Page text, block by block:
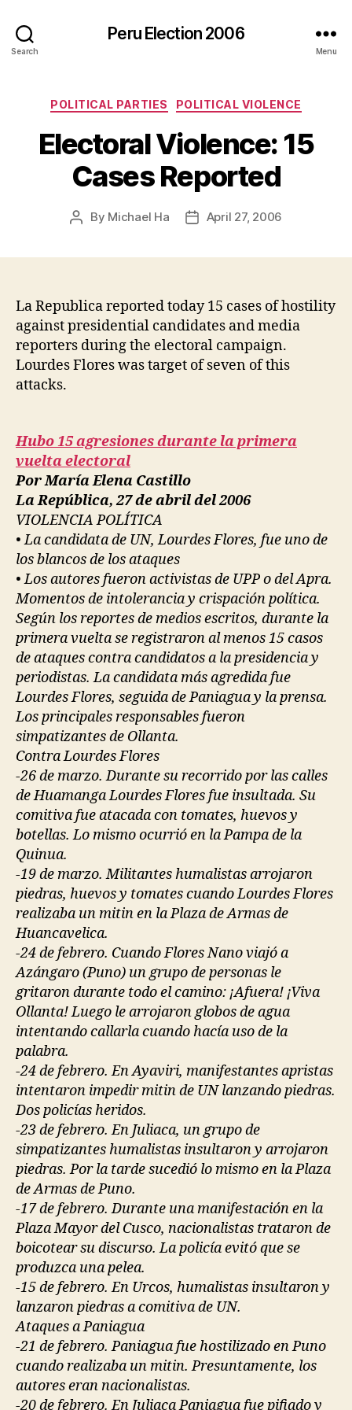
Search
Peru Election 2006
Menu
Categories
POLITICAL PARTIES POLITICAL VIOLENCE
Electoral Violence: 15
Cases Reported
Post
By Michael Ha
PostApril 27, 2006
La Republica reported today 15 cases of hostility
against presidential candidates and media
reporters during the electoral campaign.
Lourdes Flores was target of seven of this
attacks.
Hubo 15 agresiones durante la primera
vuelta electoral
Por María Elena Castillo
La República, 27 de abril del 2006
VIOLENCIA POLÍTICA
• La candidata de UN, Lourdes Flores, fue uno de
los blancos de los ataques
• Los autores fueron activistas de UPP o del Apra.
Momentos de intolerancia y crispación política.
Según los reportes de medios escritos, durante la
primera vuelta se registraron al menos 15 casos
de ataques contra candidatos a la presidencia y
periodistas. La candidata más agredida fue
Lourdes Flores, seguida de Paniagua y la prensa.
Los principales responsables fueron
simpatizantes de Ollanta.
Contra Lourdes Flores
-26 de marzo. Durante su recorrido por las calles
de Huamanga Lourdes Flores fue insultada. Su
comitiva fue atacada con tomates, huevos y
botellas. Lo mismo ocurrió en la Pampa de la
Quinua.
-19 de marzo. Militantes humalistas arrojaron
piedras, huevos y tomates cuando Lourdes Flores
realizaba un mitin en la Plaza de Armas de
Huancavelica.
-24 de febrero. Cuando Flores Nano viajó a
Azángaro (Puno) un grupo de personas le
gritaron durante todo el camino: ¡Afuera! ¡Viva
Ollanta! Luego le arrojaron globos de agua
intentando callarla cuando hacía uso de la
palabra.
-24 de febrero. En Ayaviri, manifestantes apristas
intentaron impedir mitin de UN lanzando piedras.
Dos policías heridos.
-23 de febrero. En Juliaca, un grupo de
simpatizantes humalistas insultaron y arrojaron
piedras. Por la tarde sucedió lo mismo en la Plaza
de Armas de Puno.
-17 de febrero. Durante una manifestación en la
Plaza Mayor del Cusco, nacionalistas trataron de
boicotear su discurso. La policía evitó que se
produzca una pelea.
-15 de febrero. En Urcos, humalistas insultaron y
lanzaron piedras a comitiva de UN.
Ataques a Paniagua
-21 de febrero. Paniagua fue hostilizado en Puno
cuando realizaba un mitin. Presuntamente, los
autores eran nacionalistas.
-20 de febrero. En Juliaca Paniagua fue pifiado y